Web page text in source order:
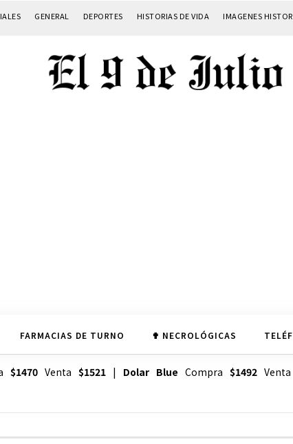
GENERAL DEPORTES HISTORIAS DE VIDA IMAGENES
FARMACIAS DE TURNO ✟ NECROLÓGICAS
$1470Venta $1521| Dolar Blue Compra $1492Venta